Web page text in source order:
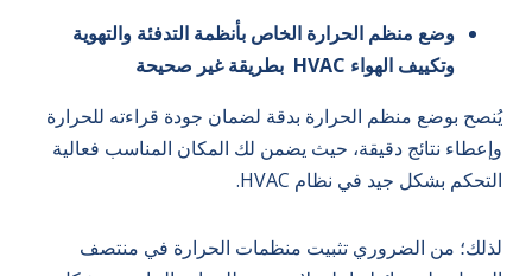
وضع منظم الحرارة الخاص بأنظمة التدفئة والتهوية
وتكييف الهواء HVAC بطريقة غير صحيحة
يُنصح بوضع منظم الحرارة بدقة لضمان جودة قراءته للحرارة
وإعطاء نتائج دقيقة، حيث يضمن لك المكان المناسب فعالية
التحكم بشكل جيد في نظام HVAC.
لذلك؛ من الضروري تثبيت منظمات الحرارة في منتصف